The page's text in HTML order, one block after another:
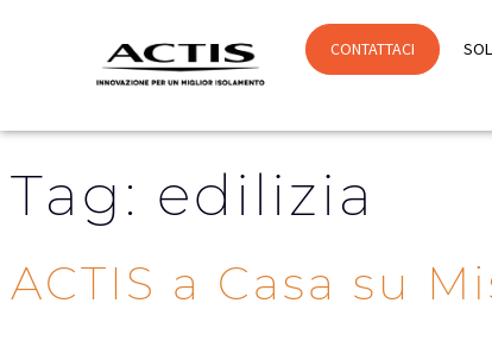
CONTATTACI
Tag: edilizia
ACTIS a Casa su